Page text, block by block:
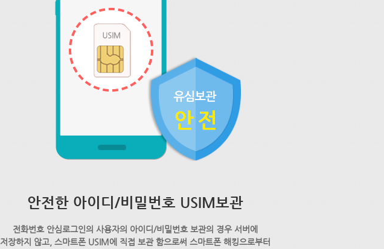
안전한 아이디/비밀번호 USIM보관
전화번호 안심로그인의 사용자의 아이디/비밀번호 보관의 경우 서버에
저장하지 않고, 스마트폰 USIM에 직접 보관 함으로써 스마트폰 해킹으로부터